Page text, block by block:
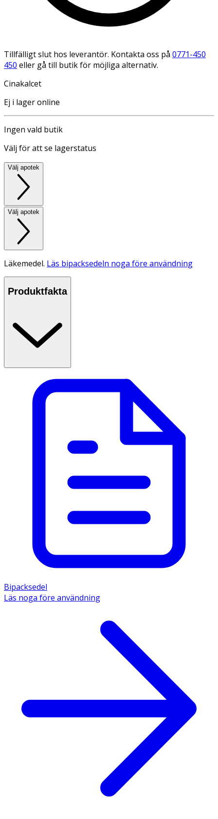
Tillfälligt slut hos leverantör. Kontakta oss på 0771-450
450 eller gå till butik för möjliga alternativ.
Cinakalcet
Ej i lager online
Ingen vald butik
Välj för att se lagerstatus
Välj apotek
Välj apotek
Läkemedel. Läs bipacksedeln noga före användning
Produktfakta
Bipacksedel
Läs noga före användning